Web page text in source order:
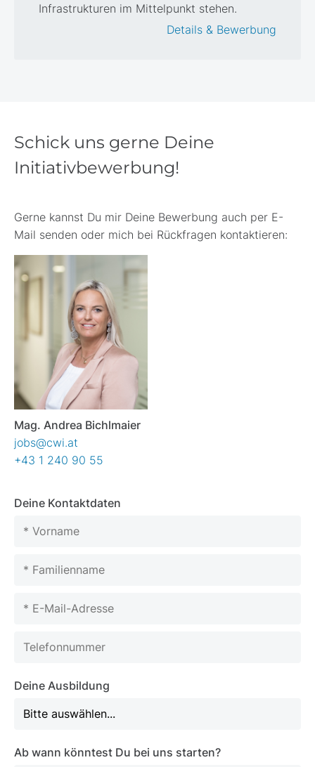
Infrastrukturen im Mittelpunkt stehen.
Details & Bewerbung
Schick uns gerne Deine
Initiativbewerbung!
Gerne kannst Du mir Deine Bewerbung auch per E-
Mail senden oder mich bei Rückfragen kontaktieren:
Mag. Andrea Bichlmaier
jobs@cwi.at
+43 1 240 90 55
Deine Kontaktdaten
Please leave this field empty.
Please leave this field empty.
Deine Ausbildung
Ab wann könntest Du bei uns starten?